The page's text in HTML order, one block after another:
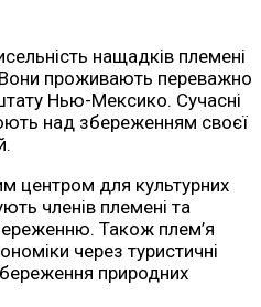
нащадків племені
проживають переважно
Нью-Мексико. Сучасні
над збереженням своєї
центром для культурних
членів племені та
Також плем’я
через туристичні
природних